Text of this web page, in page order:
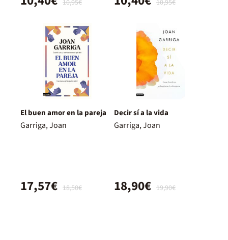
10,95€ 10,95€
El buen amor en la pareja
Garriga, Joan
18,50€
17,57€
Decir sí a la vida
Garriga, Joan
19,90€
18,90€